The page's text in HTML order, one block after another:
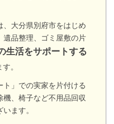
、大分県別府市をはじめ
遺品整理、ゴミ屋敷の片
生活をサポートする
。
」での実家を片付ける
機、椅子など不用品回収
ます。